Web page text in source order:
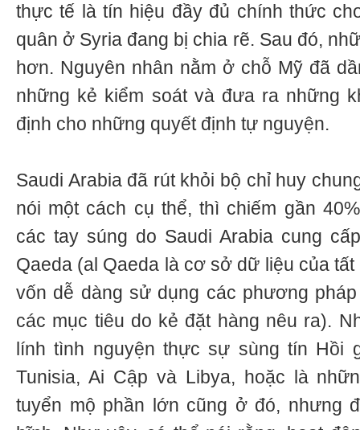
thực tế là tín hiệu đầy đủ chính thức
quân ở Syria đang bị chia rẽ. Sau đó,
hơn. Nguyên nhân nằm ở chỗ Mỹ đã
những kẻ kiểm soát và đưa ra những
định cho những quyết định tự nguyện.
Saudi Arabia đã rút khỏi bộ chỉ huy
nói một cách cụ thể, thì chiếm gần
các tay súng do Saudi Arabia cung
Qaeda (al Qaeda là cơ sở dữ liệu của
vốn dễ dàng sử dụng các phương
các mục tiêu do kẻ đặt hàng nêu ra).
lính tình nguyện thực sự sùng tín Hồi
Tunisia, Ai Cập và Libya, hoặc là
tuyển mộ phần lớn cũng ở đó, nhưng